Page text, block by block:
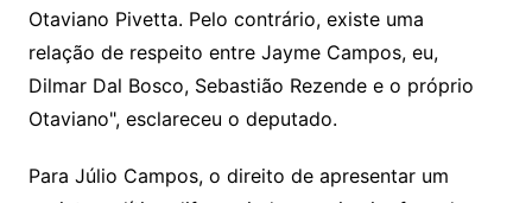
Otaviano Pivetta. Pelo contrário, existe uma
relação de respeito entre Jayme Campos, eu,
Dilmar Dal Bosco, Sebastião Rezende e o próprio
Otaviano", esclareceu o deputado.
Para Júlio Campos, o direito de apresentar um